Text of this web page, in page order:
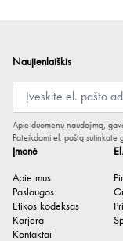
Žarnos jungties
Garso slėgio lygis
IP apsaugos klasė
Bendras ilgis
Plotis
Aukštis
Įmonė
Apie mus
Paslaugos
Etikos kodeksas
Karjera
Kontaktai
Naujienlaiškis
Apie duomenų naudojimą,
Pateikdami el. paštą sutinkate